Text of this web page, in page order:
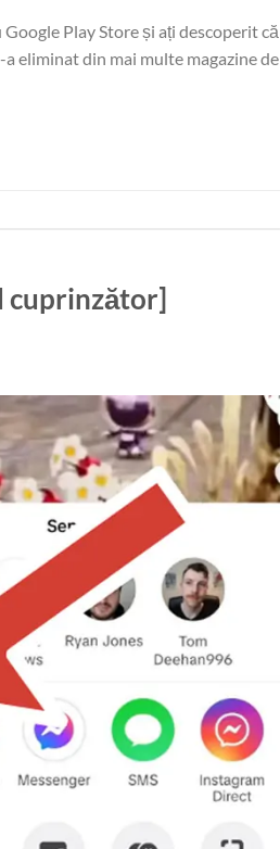
Play Store și ați descoperit că
eliminat din mai multe magazine de
cuprinzător]